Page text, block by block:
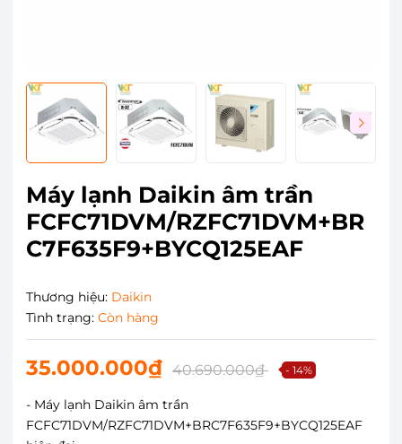
Máy lạnh Daikin âm trần
FCFC71DVM/RZFC71DVM+BR
C7F635F9+BYCQ125EAF
Thương hiệu: Daikin
Tình trạng: Còn hàng
35.000.000₫ 40.690.000₫ - 14%
- Máy lạnh Daikin âm trần
FCFC71DVM/RZFC71DVM+BRC7F635F9+BYCQ125EAF